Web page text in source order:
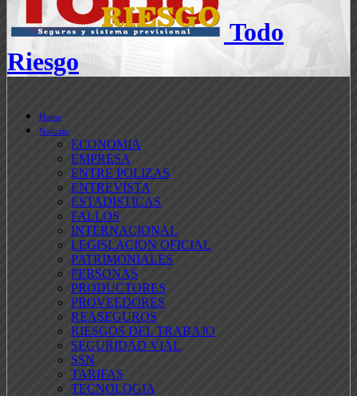
Todo
Riesgo
Home
Noticias
ECONOMIA
EMPRESA
ENTRE POLIZAS
ENTREVISTA
ESTADISTICAS
FALLOS
INTERNACIONAL
LEGISLACION OFICIAL
PATRIMONIALES
PERSONAS
PRODUCTORES
PROVEEDORES
REASEGUROS
RIESGOS DEL TRABAJO
SEGURIDAD VIAL
SSN
TARIFAS
TECNOLOGIA